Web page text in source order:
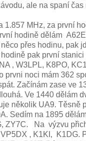
ale na spaní
1.857 MHz, za první
hodině dělám
přes hodinu, pak
pak první
, W3LPL, K8PO,
prvni noci mám 362
Začínám zase ve
Ve 1440 dělám
několik UA9. Těsně
Sedím na 1895
ZY7C. Na výzvu
, K1KI, K1DG.